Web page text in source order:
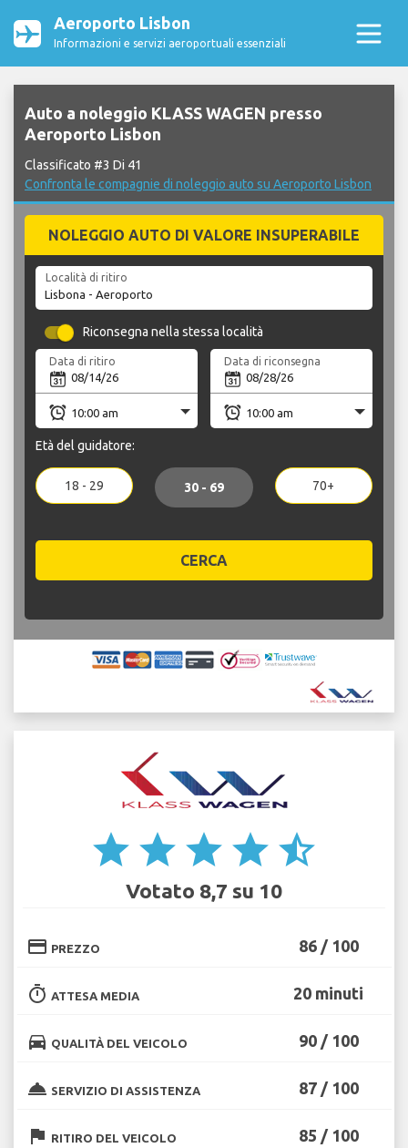
Aeroporto Lisbon
Informazioni e servizi aeroportuali essenziali
Auto a noleggio KLASS WAGEN presso
Aeroporto Lisbon
Classificato #3 Di 41
Confronta le compagnie di noleggio auto su Aeroporto Lisbon
NOLEGGIO AUTO DI VALORE INSUPERABILE
Località di ritiro
Riconsegna nella stessa località
Data di ritiro Data di riconsegna
Età del guidatore:
18 - 29 30 - 69 70+
CERCA
star star star star star_half
Votato 8,7 su 10
credit_card PREZZO 86 / 100
timer ATTESA MEDIA 20 minuti
directions_car QUALITÀ DEL VEICOLO 90 / 100
room_service SERVIZIO DI ASSISTENZA 87 / 100
flag RITIRO DEL VEICOLO 85 / 100